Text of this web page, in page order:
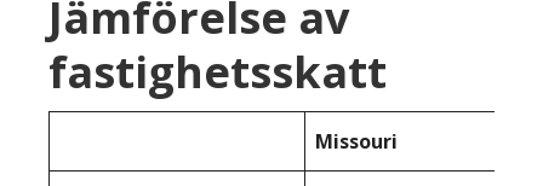
Jämförelse av
fastighetsskatt
Missouri